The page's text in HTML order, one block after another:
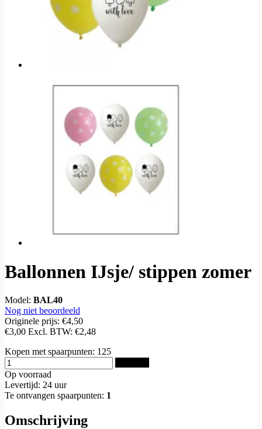
Ballonnen IJsje/ stippen zomer
Model: BAL40
Nog niet beoordeeld
Originele prijs: €4,50
€3,00 Excl. BTW: €2,48
Kopen met spaarpunten: 125
Op voorraad
Levertijd: 24 uur
Te ontvangen spaarpunten: 1
Omschrijving